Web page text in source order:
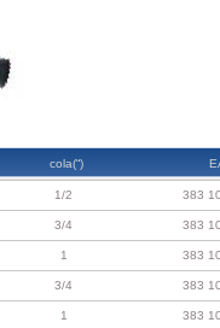
cola(“)
1/2 383
3/4 383
1 383
3/4 383
1 383